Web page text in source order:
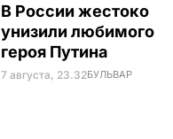
В России жестоко
унизили любимого
героя Путина
7 августа, 23.32БУЛЬВАР